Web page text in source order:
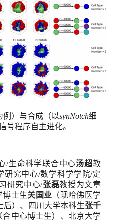
例）与合成（以synNotch细
号程序自主进化。
/生命科学联合中心汤超教
研究中心/数学科学学院/定
研究中心/张磊教授为文章
博士生关国业 （现哈佛医学
）、 四川大学本科生张千
合中心博士生）、北京大学